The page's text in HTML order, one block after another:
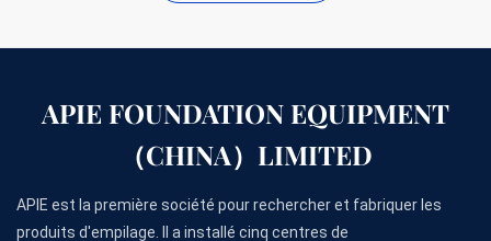
APIE FOUNDATION EQUIPMENT
（CHINA）LIMITED
APIE est la première société pour rechercher et fabriquer les
produits d'empilage. Il a installé cinq centres de